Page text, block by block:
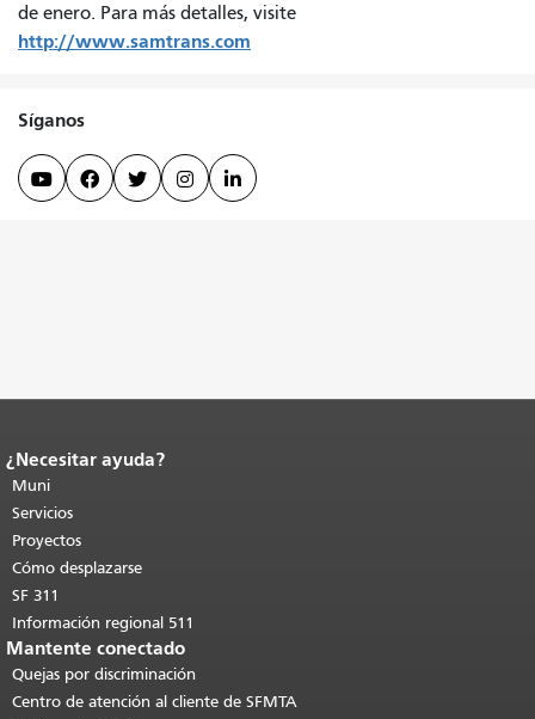
de enero. Para más detalles, visite
http://www.samtrans.com
Síganos
    
Fin del contenido de la página.
de esta página se repite en todas las
páginas.Volver al principio del
contenido principal
¿Necesitar ayuda?
Muni
Servicios
Proyectos
Cómo desplazarse
SF 311
Información regional 511
Mantente conectado
Quejas por discriminación
Centro de atención al cliente de SFMTA